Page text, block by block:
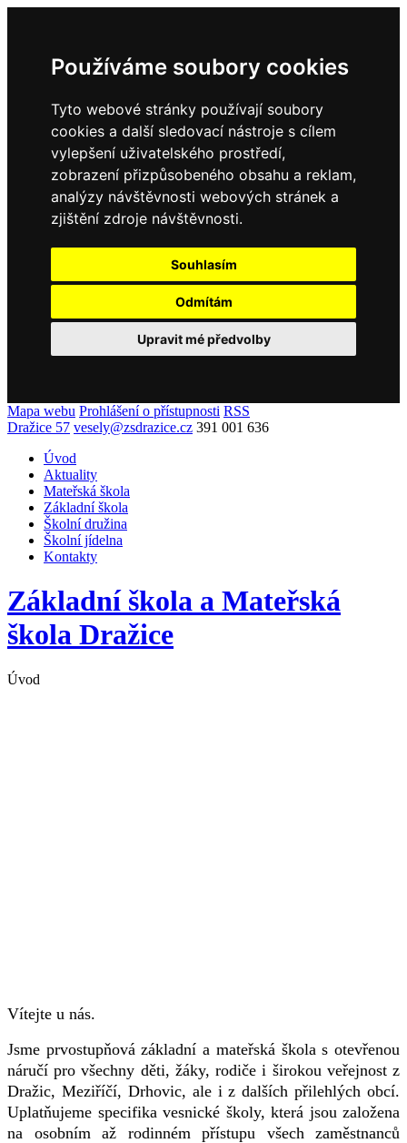
Používáme soubory cookies
Tyto webové stránky používají soubory
cookies a další sledovací nástroje s cílem
vylepšení uživatelského prostředí,
zobrazení přizpůsobeného obsahu a reklam,
analýzy návštěvnosti webových stránek a
zjištění zdroje návštěvnosti.
Souhlasím
Odmítám
Upravit mé předvolby
Mapa webu Prohlášení o přístupnosti RSS
Dražice 57 vesely@zsdrazice.cz 391 001 636
Úvod
Aktuality
Mateřská škola
Základní škola
Školní družina
Školní jídelna
Kontakty
Základní škola a Mateřská
škola Dražice
Úvod
Vítejte u nás.
Jsme prvostupňová základní a mateřská škola s otevřenou
náručí pro všechny děti, žáky, rodiče i širokou veřejnost z
Dražic, Meziříčí, Drhovic, ale i z dalších přilehlých obcí.
Uplatňujeme specifika vesnické školy, která jsou založena
na osobním až rodinném přístupu všech zaměstnanců